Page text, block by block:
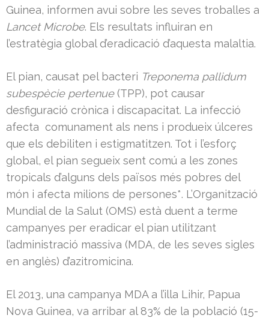
Guinea, informen avui sobre les seves troballes a
Lancet Microbe. Els resultats influiran en
l’estratègia global d’eradicació d’aquesta malaltia.
El pian, causat pel bacteri Treponema pallidum
subespècie pertenue(TPP), pot causar
desfiguració crònica i discapacitat. La infecció
afecta comunament als nens i produeix úlceres
que els debiliten i estigmatitzen. Tot i l’esforç
global, el pian segueix sent comú a les zones
tropicals d’alguns dels països més pobres del
món i afecta milions de persones*. L’Organització
Mundial de la Salut (OMS) està duent a terme
campanyes per eradicar el pian utilitzant
l’administració massiva (MDA, de les seves sigles
en anglès) d’azitromicina.
El 2013, una campanya MDA a l’illa Lihir, Papua
Nova Guinea, va arribar al 83% de la població (15-